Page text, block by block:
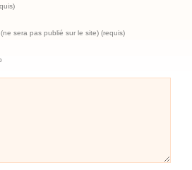
sera pas publié sur le site) (requis)